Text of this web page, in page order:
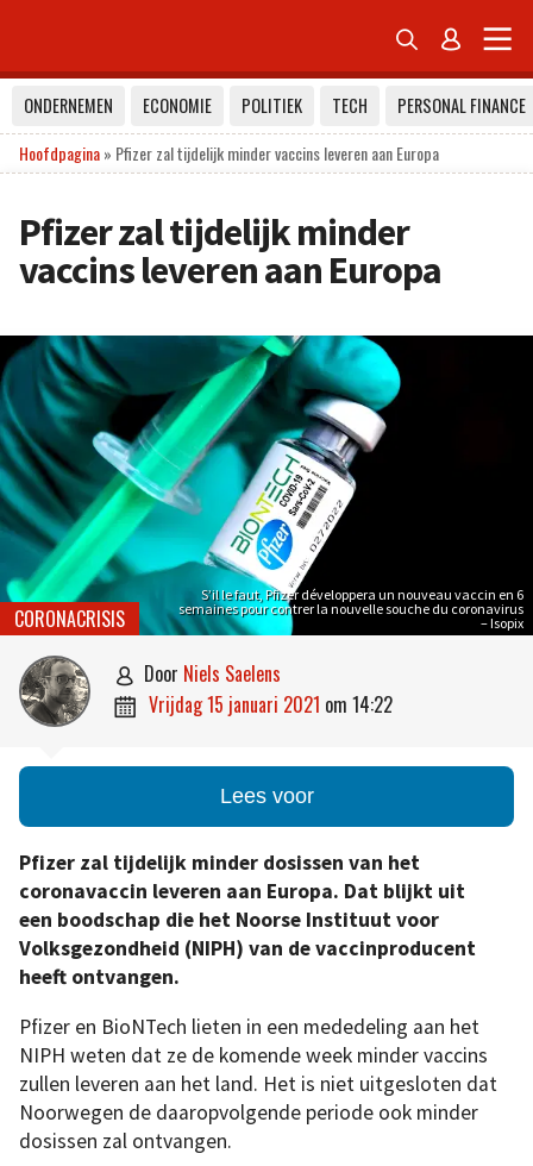
 
ONDERNEMEN ECONOMIE POLITIEK TECH
PERSONAL FINANCE
Hoofdpagina» Pfizer zal tijdelijk minder vaccins leveren aan Europa
Pfizer zal tijdelijk minder
vaccins leveren aan Europa
S’il le faut, Pfizer développera un nouveau vaccin en 6
semaines pour contrer la nouvelle souche du coronavirus
– Isopix
CORONACRISIS
 door Niels Saelens
 vrijdag 15 januari 2021 om 14:22
Lees voor
Pfizer zal tijdelijk minder dosissen van het
coronavaccin leveren aan Europa. Dat blijkt uit
een boodschap die het Noorse Instituut voor
Volksgezondheid (NIPH) van de vaccinproducent
heeft ontvangen.
Pfizer en BioNTech lieten in een mededeling aan het
NIPH weten dat ze de komende week minder vaccins
zullen leveren aan het land. Het is niet uitgesloten dat
Noorwegen de daaropvolgende periode ook minder
dosissen zal ontvangen.